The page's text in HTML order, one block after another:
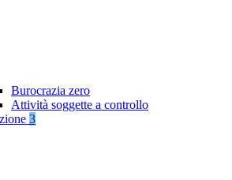
Burocrazia zero
Attività soggette a controllo
3